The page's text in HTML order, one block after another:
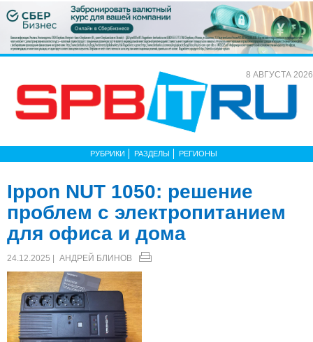
8 АВГУСТА 2026
РУБРИКИ РАЗДЕЛЫ РЕГИОНЫ
Ippon NUT 1050: решение
проблем с электропитанием
для офиса и дома
24.12.2025 | АНДРЕЙ БЛИНОВ